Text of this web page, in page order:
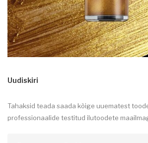
Uudiskiri
Tahaksid teada saada kõige uuematest
professionaalide testitud ilutoodete